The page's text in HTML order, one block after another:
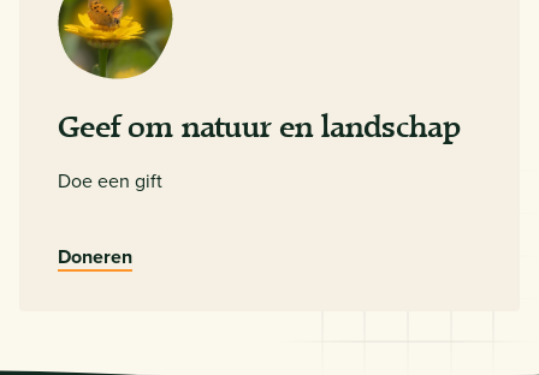
Geef om natuur en landschap
Doe een gift
Doneren